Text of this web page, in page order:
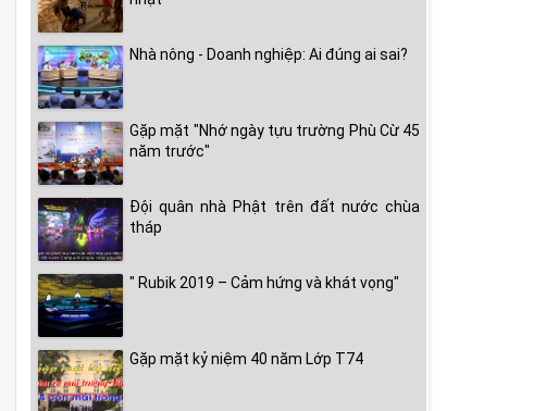
Nhà nông - Doanh nghiệp: Ai đúng ai sai?
Gặp mặt "Nhớ ngày tựu trường Phù Cừ 45
năm trước"
Đội quân nhà Phật trên đất nước chùa
tháp
" Rubik 2019 – Cảm hứng và khát vọng"
Gặp mặt kỷ niệm 40 năm Lớp T74